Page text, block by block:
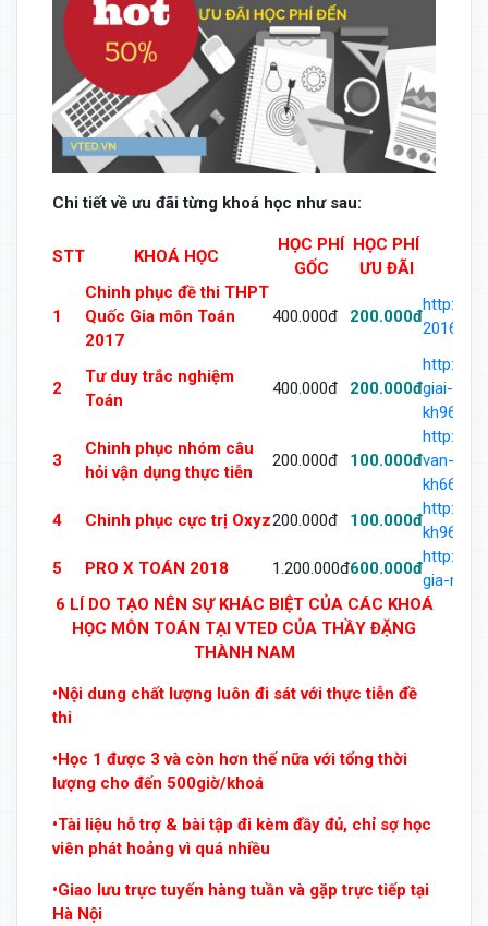
Chi tiết về ưu đãi từng khoá học như sau:
STT KHOÁ HỌC
HỌC PHÍ
GỐC
HỌC PHÍ
ƯU ĐÃI
1
Chinh phục đề thi THPT
Quốc Gia môn Toán
2017
400.000đ 200.000đ
http://
2016-
2
Tư duy trắc nghiệm
Toán
400.000đ 200.000đ
http://
giai-
3
Chinh phục nhóm câu
hỏi vận dụng thực tiễn
200.000đ 100.000đ
http://
van-
4
Chinh phục cực trị Oxyz200.000đ 100.000đ
http://
5
PRO X TOÁN 2018 1.200.000đ600.000đ
http://
gia-
6 LÍ DO TẠO NÊN SỰ KHÁC BIỆT CỦA CÁC KHOÁ
HỌC MÔN TOÁN TẠI VTED CỦA THẦY ĐẶNG
THÀNH NAM
•Nội dung chất lượng luôn đi sát với thực tiễn đề
thi
•Học 1 được 3 và còn hơn thế nữa với tổng thời
lượng cho đến 500giờ/khoá
•Tài liệu hỗ trợ & bài tập đi kèm đầy đủ, chỉ sợ học
viên phát hoảng vì quá nhiều
•Giao lưu trực tuyến hàng tuần và gặp trực tiếp tại
Hà Nội